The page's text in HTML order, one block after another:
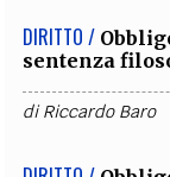
DIRITTO /
sentenza
diRiccardo Baro